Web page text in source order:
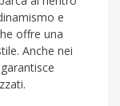
e
offre una
Anche nei